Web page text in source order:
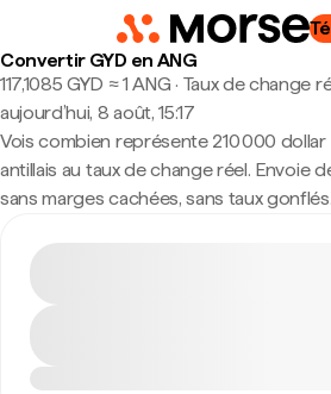
Convertir GYD en ANG
117,1085 GYD ≈ 1 ANG · Taux de change
aujourd’hui, 8 août, 15:17
Vois combien représente 210 000
antillais au taux de change réel. Envoie
sans marges cachées, sans taux gonflés.